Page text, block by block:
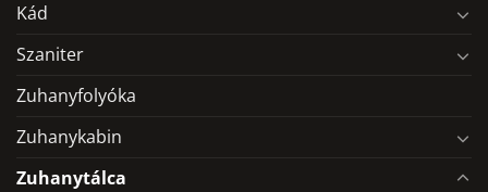
Kád
Szaniter
Zuhanyfolyóka
Zuhanykabin
Zuhanytálca